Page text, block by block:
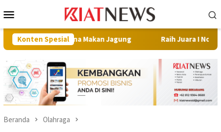
ke
Mobile
Konten Spesial
Makan Jagung Raih Juara I Nona Indonesia Sultra
Beranda Olahraga